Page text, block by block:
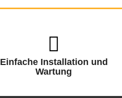
Einfache Installation und
Wartung